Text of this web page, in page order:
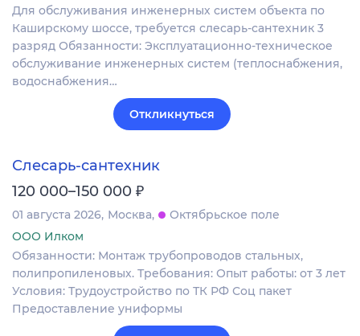
Для обслуживания инженерных систем объекта по
Каширскому шоссе, требуется слесарь-сантехник 3
разряд Обязанности: Эксплуатационно-техническое
обслуживание инженерных систем (теплоснабжения,
водоснабжения…
Откликнуться
Слесарь-сантехник
120 000–150 000 ₽
01 августа 2026 Москва
Октябрьское поле
ООО Илком
Обязанности: Монтаж трубопроводов стальных,
полипропиленовых. Требования: Опыт работы: от 3 лет
Условия: Трудоустройство по ТК РФ Соц пакет
Предоставление униформы